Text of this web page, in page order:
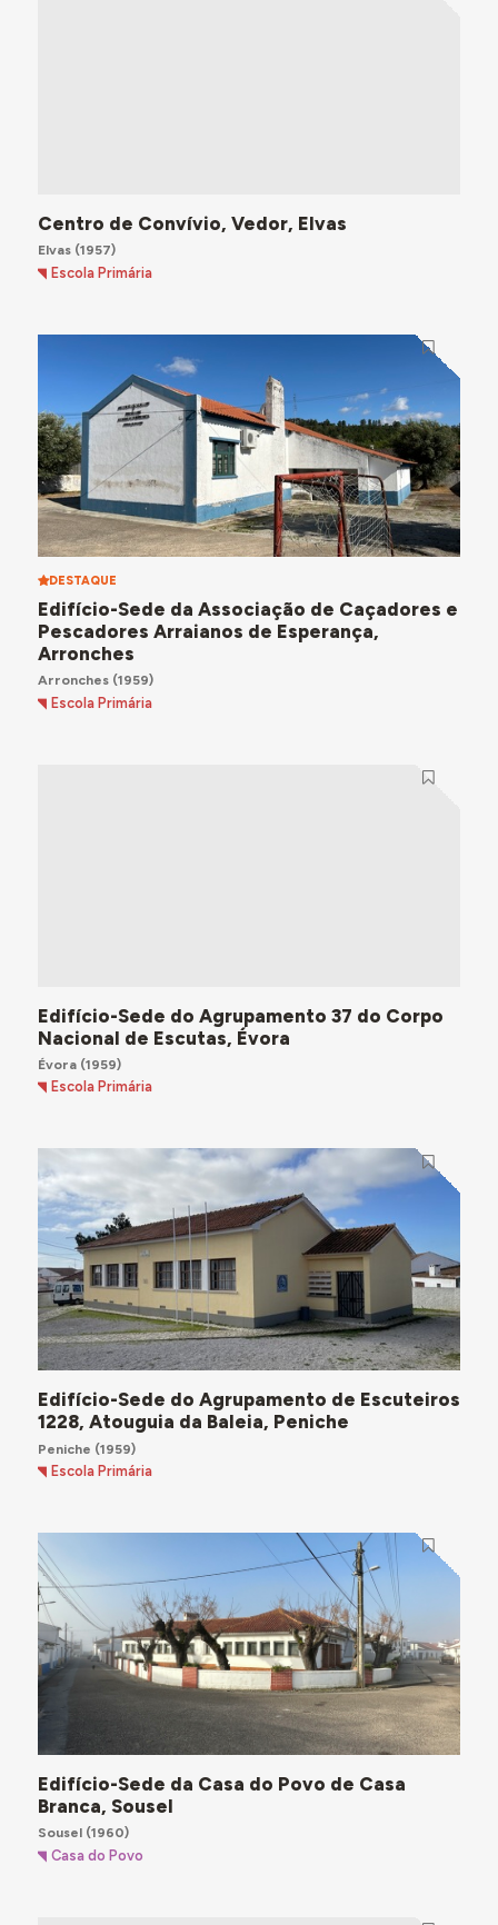
Centro de Convívio, Vedor, Elvas
Elvas(1957)
Escola Primária
DESTAQUE
Edifício-Sede da Associação de Caçadores e
Pescadores Arraianos de Esperança,
Arronches
Arronches(1959)
Escola Primária
Edifício-Sede do Agrupamento 37 do Corpo
Nacional de Escutas, Évora
Évora(1959)
Escola Primária
Edifício-Sede do Agrupamento de Escuteiros
1228, Atouguia da Baleia, Peniche
Peniche (1959)
Escola Primária
Edifício-Sede da Casa do Povo de Casa
Branca, Sousel
Sousel(1960)
Casa do Povo